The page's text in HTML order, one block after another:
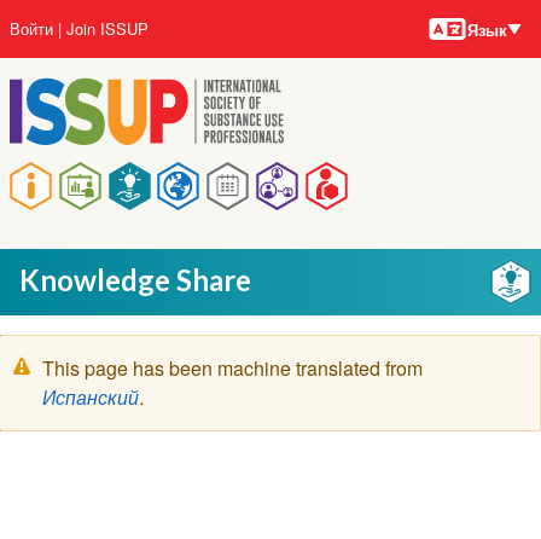
основному
содержанию
Main
navigation
User
account
menu
Войти Join ISSUP Языки
Язык
Knowledge Share
Предупреждение
This page has been machine translated from
Испанский.